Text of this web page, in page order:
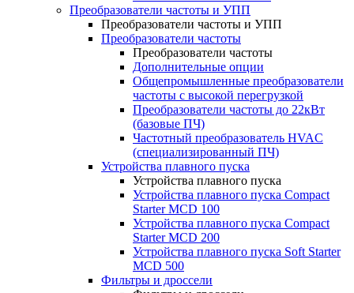
Преобразователи частоты и УПП
Преобразователи частоты и УПП
Преобразователи частоты
Преобразователи частоты
Дополнительные опции
Общепромышленные преобразователи
частоты с высокой перегрузкой
Преобразователи частоты до 22кВт
(базовые ПЧ)
Частотный преобразователь HVAC
(специализированный ПЧ)
Устройства плавного пуска
Устройства плавного пуска
Устройства плавного пуска Compact
Starter MCD 100
Устройства плавного пуска Compact
Starter MCD 200
Устройства плавного пуска Soft Starter
MCD 500
Фильтры и дроссели